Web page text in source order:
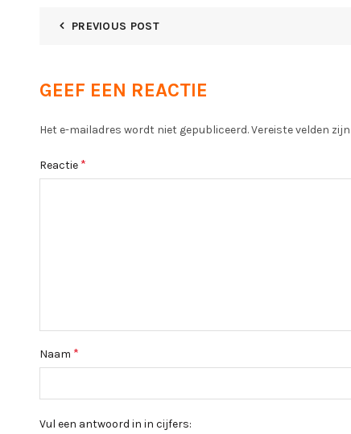
PREVIOUS POST
GEEF EEN REACTIE
Het e-mailadres wordt niet gepubliceerd. Vereiste velden
Reactie *
Naam *
Vul een antwoord in in cijfers: